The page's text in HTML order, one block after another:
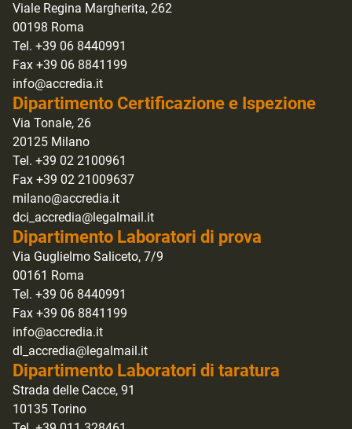
Viale Regina Margherita, 262
00198 Roma
Tel. +39 06 8440991
Fax +39 06 8841199
info@accredia.it
Dipartimento Certificazione e Ispezione
Via Tonale, 26
20125 Milano
Tel. +39 02 2100961
Fax +39 02 21009637
milano@accredia.it
dci_accredia@legalmail.it
Dipartimento Laboratori di prova
Via Guglielmo Saliceto, 7/9
00161 Roma
Tel. +39 06 8440991
Fax +39 06 8841199
info@accredia.it
dl_accredia@legalmail.it
Dipartimento Laboratori di taratura
Strada delle Cacce, 91
10135 Torino